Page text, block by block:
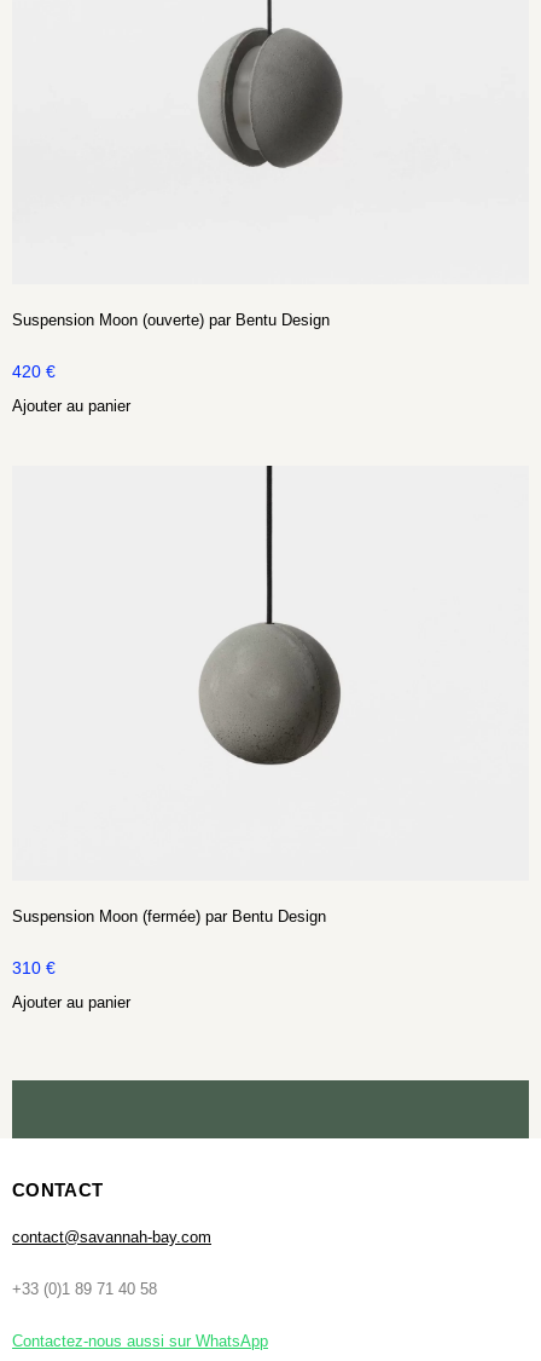
Suspension Moon (ouverte) par Bentu Design
420 €
Ajouter au panier
Suspension Moon (fermée) par Bentu Design
310 €
Ajouter au panier
CONTACT
contact@savannah-bay.com
+33 (0)1 89 71 40 58
Contactez-nous aussi sur WhatsApp